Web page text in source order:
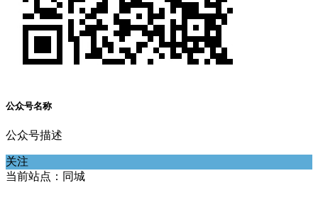
公众号名称
公众号描述
关注
当前站点：同城